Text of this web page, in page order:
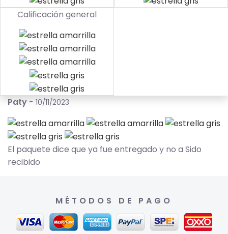
Calificación general
Paty - 10/11/2023
El paquete dice que ya fue entregado y no a Sido
recibido
MÉTODOS DE PAGO